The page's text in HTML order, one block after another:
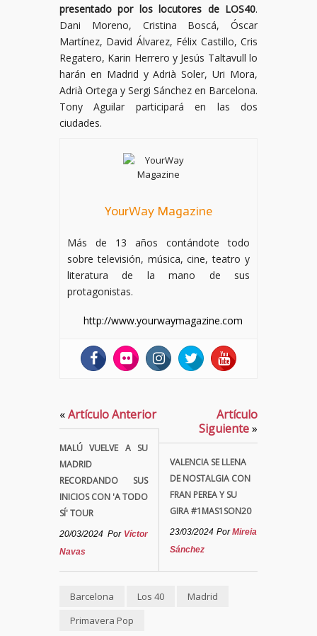
presentado por los locutores de LOS40.
Dani Moreno, Cristina Boscá, Óscar
Martínez, David Álvarez, Félix Castillo, Cris
Regatero, Karin Herrero y Jesús Taltavull lo
harán en Madrid y Adrià Soler, Uri Mora,
Adrià Ortega y Sergi Sánchez en Barcelona.
Tony Aguilar participará en las dos
ciudades.
YourWay Magazine
Más de 13 años contándote todo
sobre televisión, música, cine, teatro y
literatura de la mano de sus
protagonistas.
http://www.yourwaymagazine.com
«Artículo Anterior
MALÚ VUELVE A SU
MADRID
RECORDANDO SUS
INICIOS CON 'A TODO
SÍ' TOUR
20/03/2024 Por Víctor
Navas
Artículo
Siguiente»
VALENCIA SE LLENA
DE NOSTALGIA CON
FRAN PEREA Y SU
GIRA #1MAS1SON20
23/03/2024 PorMireia
Sánchez
Barcelona Los 40
Madrid
Primavera Pop